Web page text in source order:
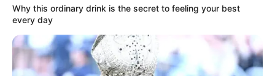
Why this ordinary drink is the secret to feeling your best
every day